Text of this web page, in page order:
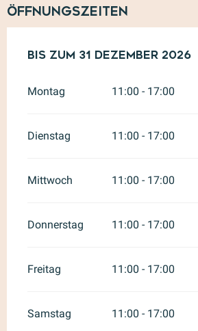
Öffnungszeiten
vom1 Februar 2026bis zum
Bis zum 31 Dezember 2026
Montag 11:00 - 17:00
Dienstag 11:00 - 17:00
Mittwoch 11:00 - 17:00
Donnerstag 11:00 - 17:00
Freitag 11:00 - 17:00
Samstag 11:00 - 17:00